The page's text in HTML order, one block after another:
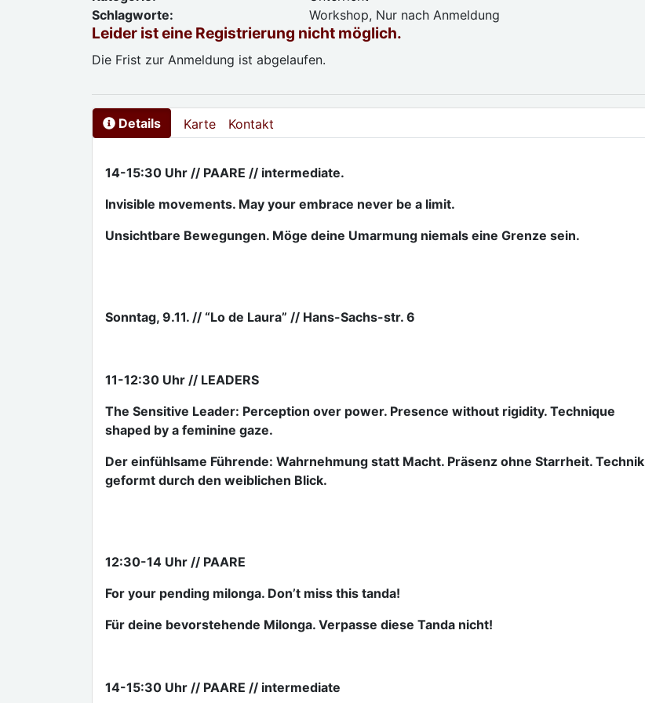
Schlagworte:
Workshop, Nur nach Anmeldung
Leider ist eine Registrierung nicht möglich.
Die Frist zur Anmeldung ist abgelaufen.
Details Karte Kontakt
14-15:30 Uhr // PAARE // intermediate.
Invisible movements. May your embrace never be a limit.
Unsichtbare Bewegungen. Möge deine Umarmung niemals eine Grenze sein.
Sonntag, 9.11. // “Lo de Laura” // Hans-Sachs-str. 6
11-12:30 Uhr // LEADERS
The Sensitive Leader: Perception over power. Presence without rigidity. Technique
shaped by a feminine gaze.
Der einfühlsame Führende: Wahrnehmung statt Macht. Präsenz ohne Starrheit. Technik
geformt durch den weiblichen Blick.
12:30-14 Uhr // PAARE
For your pending milonga. Don’t miss this tanda!
Für deine bevorstehende Milonga. Verpasse diese Tanda nicht!
14-15:30 Uhr // PAARE // intermediate